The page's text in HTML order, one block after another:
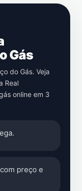
Gás
do Gás. Veja
Real
online em 3
preço e